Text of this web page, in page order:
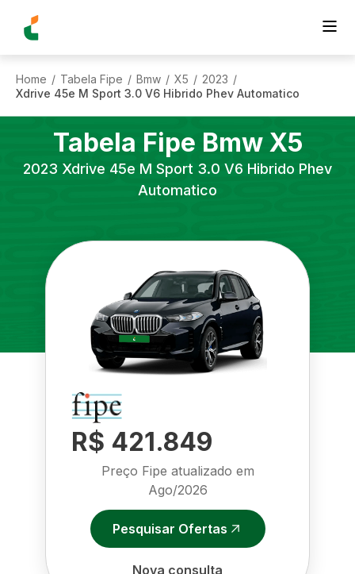
Home / Tabela Fipe / Bmw / X5 / 2023 /
Xdrive 45e M Sport 3.0 V6 Hibrido Phev Automatico
Tabela Fipe Bmw X5
2023 Xdrive 45e M Sport 3.0 V6 Hibrido Phev
Automatico
R$ 421.849
Preço Fipe atualizado em
Ago/2026
Pesquisar Ofertas
Nova consulta